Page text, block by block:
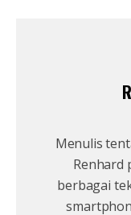
Menulis
Renhard
berbagai